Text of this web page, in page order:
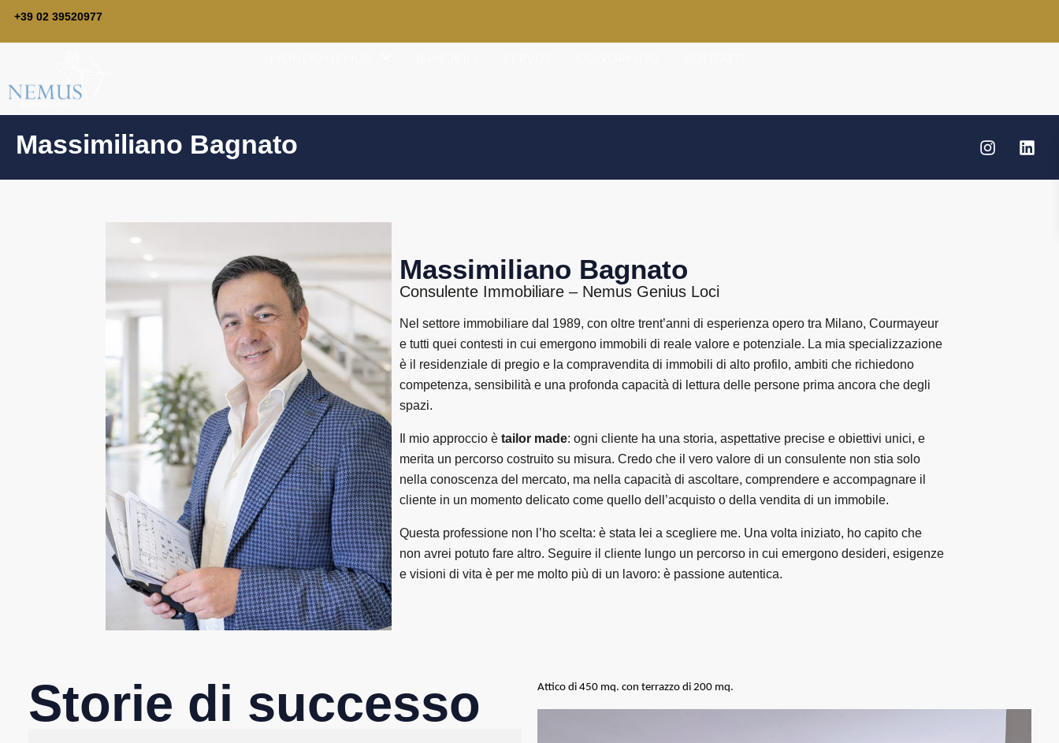
+39 02 39520977
Massimiliano Bagnato
Massimiliano Bagnato
Consulente Immobiliare – Nemus Genius Loci
Nel settore immobiliare dal 1989, con oltre trent’anni di esperienza opero tra Milano, Courmayeur
e tutti quei contesti in cui emergono immobili di reale valore e potenziale. La mia specializzazione
è il residenziale di pregio e la compravendita di immobili di alto profilo, ambiti che richiedono
competenza, sensibilità e una profonda capacità di lettura delle persone prima ancora che degli
spazi.
Il mio approccio è tailor made: ogni cliente ha una storia, aspettative precise e obiettivi unici, e
merita un percorso costruito su misura. Credo che il vero valore di un consulente non stia solo
nella conoscenza del mercato, ma nella capacità di ascoltare, comprendere e accompagnare il
cliente in un momento delicato come quello dell’acquisto o della vendita di un immobile.
Questa professione non l’ho scelta: è stata lei a scegliere me. Una volta iniziato, ho capito che
non avrei potuto fare altro. Seguire il cliente lungo un percorso in cui emergono desideri, esigenze
e visioni di vita è per me molto più di un lavoro: è passione autentica.
Storie di successo Attico di 450 mq. con terrazzo di 200 mq.